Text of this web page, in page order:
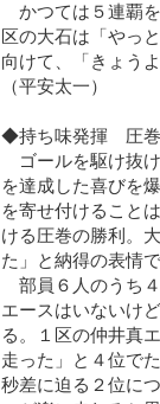
かつては５連覇
区の大石は「やっ
向けて、「きょう
（平安太一）
◆持ち味発揮 圧巻
ゴールを駆け抜
を達成した喜びを
を寄せ付けること
ける圧巻の勝利。
た」と納得の表情で
部員６人のうち
エースはいないけ
る。１区の仲井真
走った」と４位で
秒差に迫る２位に